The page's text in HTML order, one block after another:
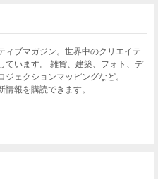
ィブマガジン。世界中のクリエイテ
ています。 雑貨、建築、フォト、デ
ェクションマッピングなど。
報を購読できます。